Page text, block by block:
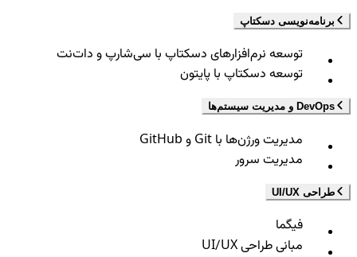
برنامه‌نویسی دسکتاپ
توسعه نرم‌افزارهای دسکتاپ با سی‌شارپ و دات‌نت
توسعه دسکتاپ با پایتون
DevOps و مدیریت سیستم‌ها
مدیریت ورژن‌ها با Git و GitHub
مدیریت سرور
طراحی UI/UX
فیگما
مبانی طراحی UI/UX